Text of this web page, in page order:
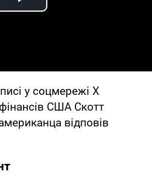
Play Video
у соцмережі X
США Скотт
відповів